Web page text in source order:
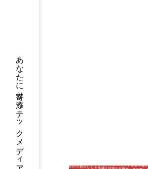
あなたに寄り添う テックメディア